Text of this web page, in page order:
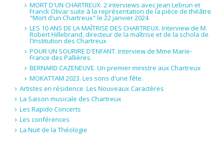
MORT D'UN CHARTREUX. 2 interviews avec Jean Lebrun et
Franck Olivar suite à la représentation de la pièce de théâtre
"Mort d'un Chartreux" le 22 janvier 2024
LES 10 ANS DE LA MAÎTRISE DES CHARTREUX. Interview de M.
Robert Hillebrand, directeur de la maîtrise et de la schola de
l'Institution des Chartreux
POUR UN SOURIRE D'ENFANT. Interview de Mme Marie-
France des Pallières.
BERNARD CAZENEUVE. Un premier ministre aux Chartreux
MOKATTAM 2023. Les sons d'une fête.
Artistes en résidence. Les Nouveaux Caractères
La Saison musicale des Chartreux
Les Rapido Concerts
Les conférences
La Nuit de la Théologie